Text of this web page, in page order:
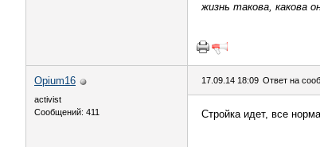
жизнь такова, какова
Opium16
activist
Сообщений: 411
17.09.14 18:09 Ответ на
Стройка идет, все